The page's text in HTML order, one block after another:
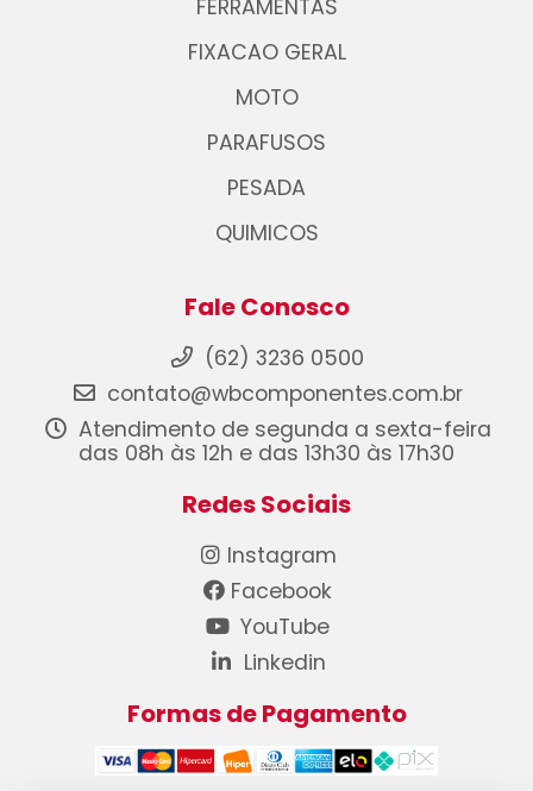
FERRAMENTAS
FIXACAO GERAL
MOTO
PARAFUSOS
PESADA
QUIMICOS
Fale Conosco
(62) 3236 0500
contato@wbcomponentes.com.br
Atendimento de segunda a sexta-feira
das 08h às 12h e das 13h30 às 17h30
Redes Sociais
Instagram
Facebook
YouTube
Linkedin
Formas de Pagamento